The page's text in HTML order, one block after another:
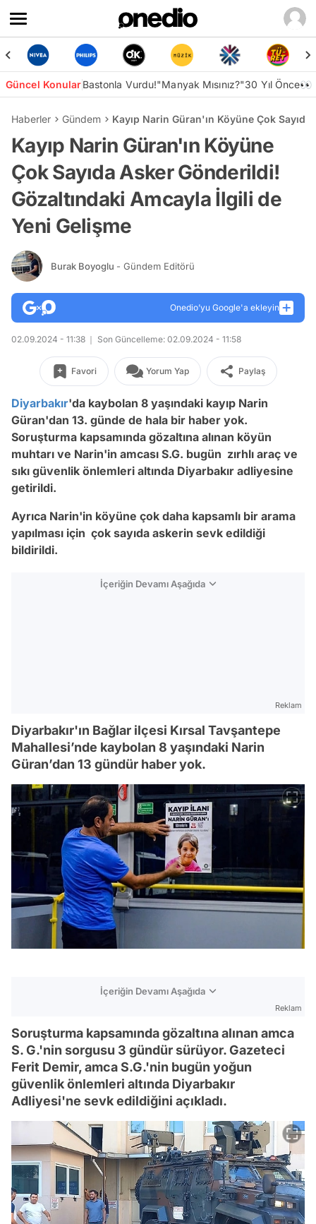
Güncel KonularBastonla Vurdu!"Manyak Mısınız?"30 Yıl Önce👀
Haberler Gündem Kayıp Narin Güran'ın Köyüne Çok
Kayıp Narin Güran'ın Köyüne
Çok Sayıda Asker Gönderildi!
Gözaltındaki Amcayla İlgili de
Yeni Gelişme
Burak Boyoglu - Gündem Editörü
Onedio’yu Google'a ekleyin
02.09.2024 - 11:38 Son Güncelleme: 02.09.2024 - 11:58
Favori Yorum Yap Paylaş
Diyarbakır'da kaybolan 8 yaşındaki kayıp Narin
Güran'dan 13. günde de hala bir haber yok.
Soruşturma kapsamında gözaltına alınan köyün
muhtarı ve Narin'in amcası S.G. bugün zırhlı araç ve
sıkı güvenlik önlemleri altında Diyarbakır adliyesine
getirildi.
Ayrıca Narin'in köyüne çok daha kapsamlı bir arama
yapılması için çok sayıda askerin sevk edildiği
bildirildi.
İçeriğin Devamı Aşağıda
Reklam
Diyarbakır'ın Bağlar ilçesi Kırsal Tavşantepe
Mahallesi’nde kaybolan 8 yaşındaki Narin
Güran’dan 13 gündür haber yok.
İçeriğin Devamı Aşağıda
Reklam
Soruşturma kapsamında gözaltına alınan amca
S. G.'nin sorgusu 3 gündür sürüyor. Gazeteci
Ferit Demir, amca S.G.'nin bugün yoğun
güvenlik önlemleri altında Diyarbakır
Adliyesi'ne sevk edildiğini açıkladı.